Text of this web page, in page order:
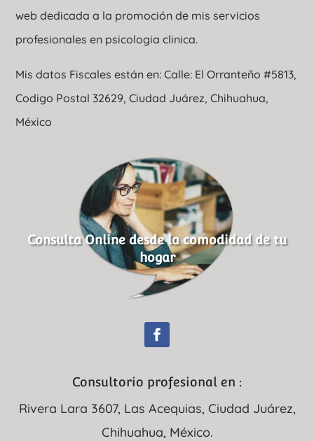
web dedicada a la promoción de mis servicios
profesionales en psicologia clinica.
Mis datos Fiscales están en: Calle: El Orranteño #5813,
Codigo Postal 32629, Ciudad Juárez, Chihuahua,
México
Consulta Online desde la comodidad de tu
hogar
Consultorio profesional en :
Rivera Lara 3607, Las Acequias, Ciudad Juárez,
Chihuahua, México.